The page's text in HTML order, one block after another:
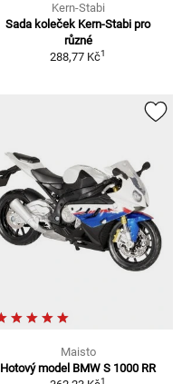
Kern-Stabi
Sada koleček Kern-Stabi pro
různé
288,77 Kč1
Maisto
Hotový model BMW S 1000 RR
1